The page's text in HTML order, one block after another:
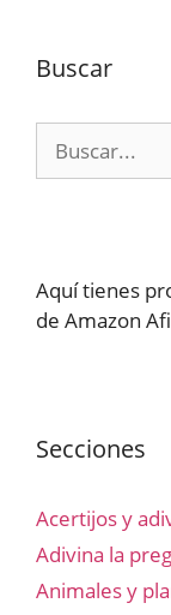
Buscar
Aquí tienes
de Amazon
Secciones
Acertijos y
Adivina la
Animales y